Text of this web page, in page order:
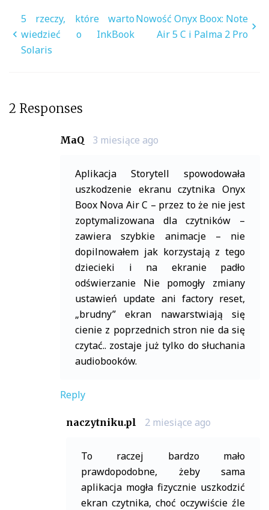
Nawigacja
wpisu
5 rzeczy, które warto
wiedzieć o InkBook
Solaris
Nowość Onyx Boox: Note
Air 5 C i Palma 2 Pro
2 Responses
MaQ 3 miesiące ago
Aplikacja Storytell spowodowała
uszkodzenie ekranu czytnika Onyx
Boox Nova Air C – przez to że nie jest
zoptymalizowana dla czytników –
zawiera szybkie animacje – nie
dopilnowałem jak korzystają z tego
dziecieki i na ekranie padło
odświerzanie Nie pomogły zmiany
ustawień update ani factory reset,
„brudny” ekran nawarstwiają się
cienie z poprzednich stron nie da się
czytać.. zostaje już tylko do słuchania
audiobooków.
Reply
naczytniku.pl 2 miesiące ago
To raczej bardzo mało
prawdopodobne, żeby sama
aplikacja mogła fizycznie uszkodzić
ekran czytnika, choć oczywiście źle